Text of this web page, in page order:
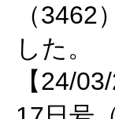
（
した。
【24/